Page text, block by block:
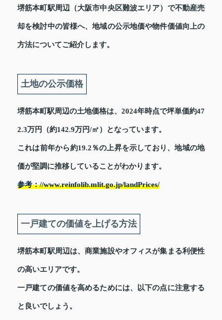
堺筋本町駅周辺（大阪市中央区難波エリア）で不動産売
却を検討中の皆様へ、地域の公示地価や物件価値向上の
方法についてご紹介します。
土地の公示価格
堺筋本町駅周辺の土地価格は、2024年時点で坪単価約47
2.3万円（約142.9万円/㎡）となっています。
これは前年から約19.2％の上昇を示しており、地域の地
価が堅調に推移していることがわかります。
参考：//www.reinfolib.mlit.go.jp/landPrices/
一戸建ての価値を上げる方法
堺筋本町駅周辺は、商業施設やオフィスが集まる利便性
の高いエリアです。
一戸建ての価値を高めるためには、以下の点に注意する
と良いでしょう。